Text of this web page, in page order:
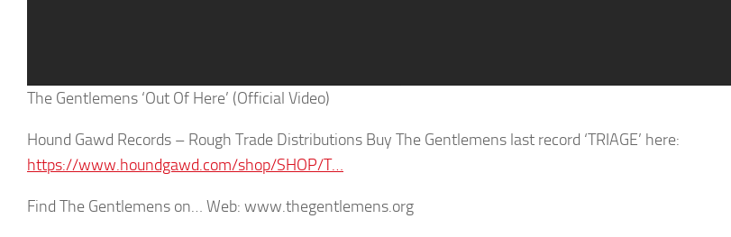
The Gentlemens ‘Out Of Here’ (Official Video)
Hound Gawd Records – Rough Trade Distributions Buy The Gentlemens last record ‘TRIAGE’ here:
https://www.houndgawd.com/shop/SHOP/T…
Find The Gentlemens on… Web: www.thegentlemens.org